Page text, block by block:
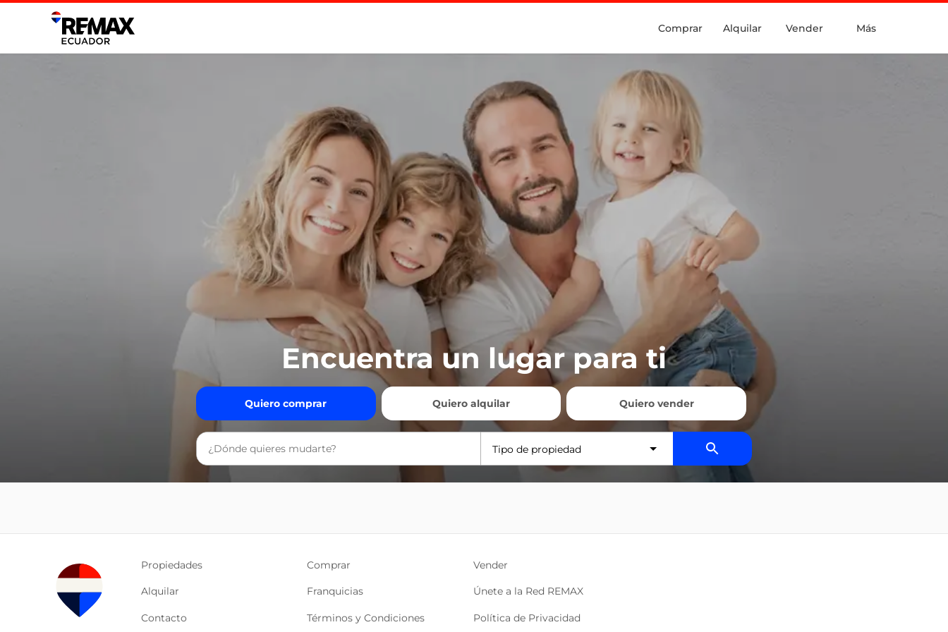
Comprar Alquilar Vender Más
Encuentra un lugar para ti
Quiero comprar Quiero alquilar Quiero vender
Tipo de propiedad
Propiedades Comprar Vender
Alquilar Franquicias Únete a la Red REMAX
Contacto Términos y Condiciones Política de Privacidad